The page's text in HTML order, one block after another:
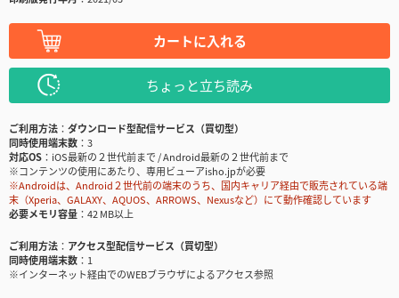
カートに入れる
ちょっと立ち読み
ご利用方法
ダウンロード型配信サービス（買切型）
同時使用端末数
3
対応OS
iOS最新の２世代前まで / Android最新の２世代前まで
※コンテンツの使用にあたり、専用ビューアisho.jpが必要
※Androidは、Android２世代前の端末のうち、国内キャリア経由で販売されている端
末（Xperia、GALAXY、AQUOS、ARROWS、Nexusなど）にて動作確認しています
必要メモリ容量
42 MB以上
ご利用方法
アクセス型配信サービス（買切型）
同時使用端末数
1
※インターネット経由でのWEBブラウザによるアクセス参照